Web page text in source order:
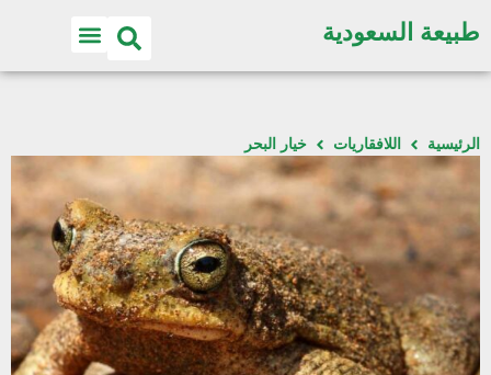
طبيعة السعودية
الرئيسية اللافقاريات خيار البحر